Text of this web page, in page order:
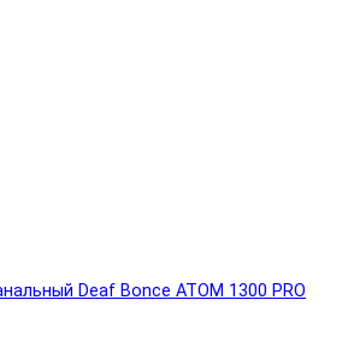
Deaf Bonce ATOM 1300 PRO